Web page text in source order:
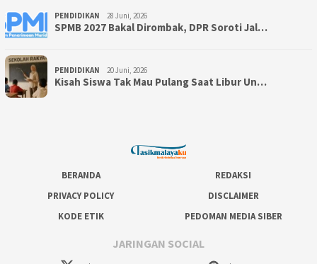
PENDIDIKAN 28 Juni, 2026
SPMB 2027 Bakal Dirombak, DPR Soroti Jal…
PENDIDIKAN 20 Juni, 2026
Kisah Siswa Tak Mau Pulang Saat Libur Un…
BERANDA
REDAKSI
PRIVACY POLICY
DISCLAIMER
KODE ETIK
PEDOMAN MEDIA SIBER
JARINGAN SOCIAL